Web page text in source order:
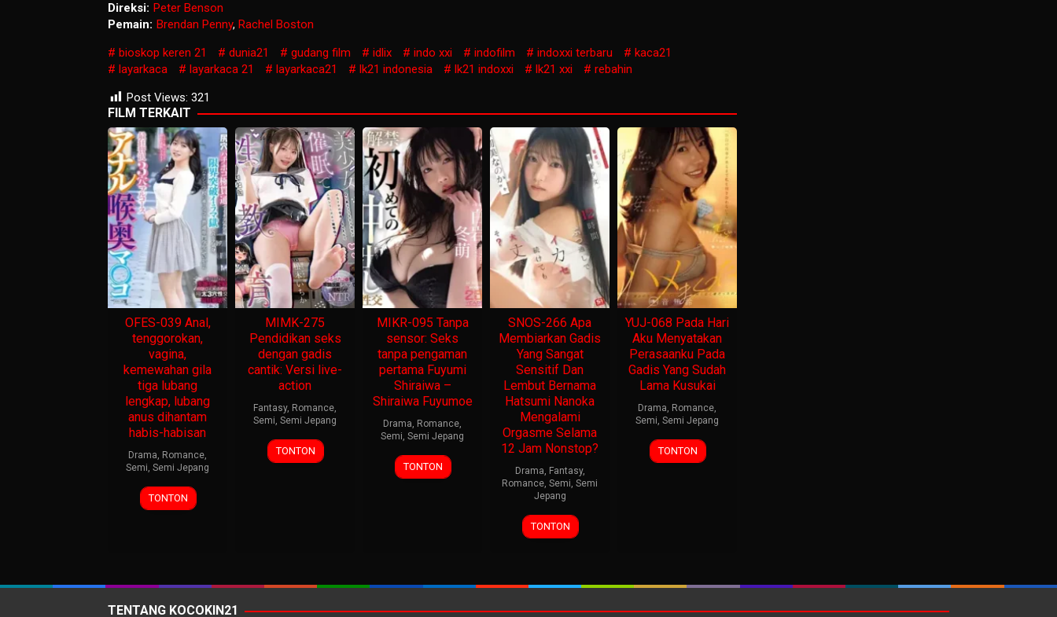
Direksi: Peter Benson
Pemain: Brendan Penny, Rachel Boston
bioskop keren 21
dunia21 gudang film idlix indo xxi indofilm indoxxi terbaru
kaca21
layarkaca
layarkaca 21 layarkaca21 lk21 indonesia lk21 indoxxi lk21 xxi
rebahin
Post Views: 321
FILM TERKAIT
OFES-039 Anal,
tenggorokan,
vagina,
kemewahan gila
tiga lubang
lengkap, lubang
anus dihantam
habis-habisan
Drama, Romance,
Semi, Semi Jepang
TONTON
MIMK-275
Pendidikan seks
dengan gadis
cantik: Versi live-
action
Fantasy, Romance,
Semi, Semi Jepang
TONTON
MIKR-095 Tanpa
sensor: Seks
tanpa pengaman
pertama Fuyumi
Shiraiwa –
Shiraiwa Fuyumoe
Drama, Romance,
Semi, Semi Jepang
TONTON
SNOS-266 Apa
Membiarkan Gadis
Yang Sangat
Sensitif Dan
Lembut Bernama
Hatsumi Nanoka
Mengalami
Orgasme Selama
12 Jam Nonstop?
Drama, Fantasy,
Romance, Semi, Semi
Jepang
TONTON
YUJ-068 Pada Hari
Aku Menyatakan
Perasaanku Pada
Gadis Yang Sudah
Lama Kusukai
Drama, Romance,
Semi, Semi Jepang
TONTON
TENTANG KOCOKIN21